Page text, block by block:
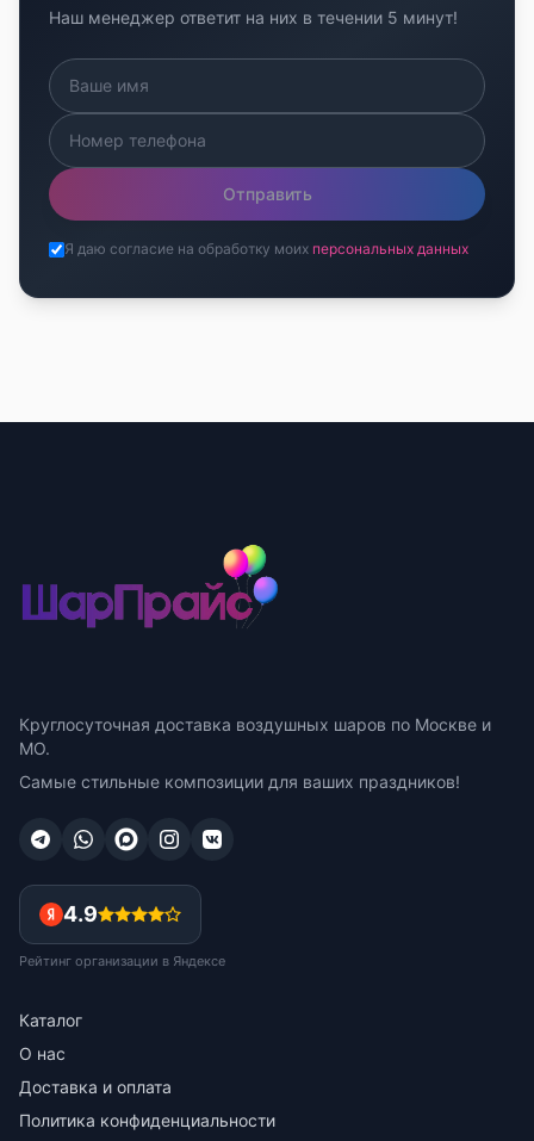
Наш менеджер ответит на них в течении 5 минут!
Отправить
Я даю согласие на обработку моих персональных данных
Круглосуточная доставка воздушных шаров по Москве и
МО.
Самые стильные композиции для ваших праздников!
4.9
Рейтинг организации в Яндексе
Каталог
О нас
Доставка и оплата
Политика конфиденциальности